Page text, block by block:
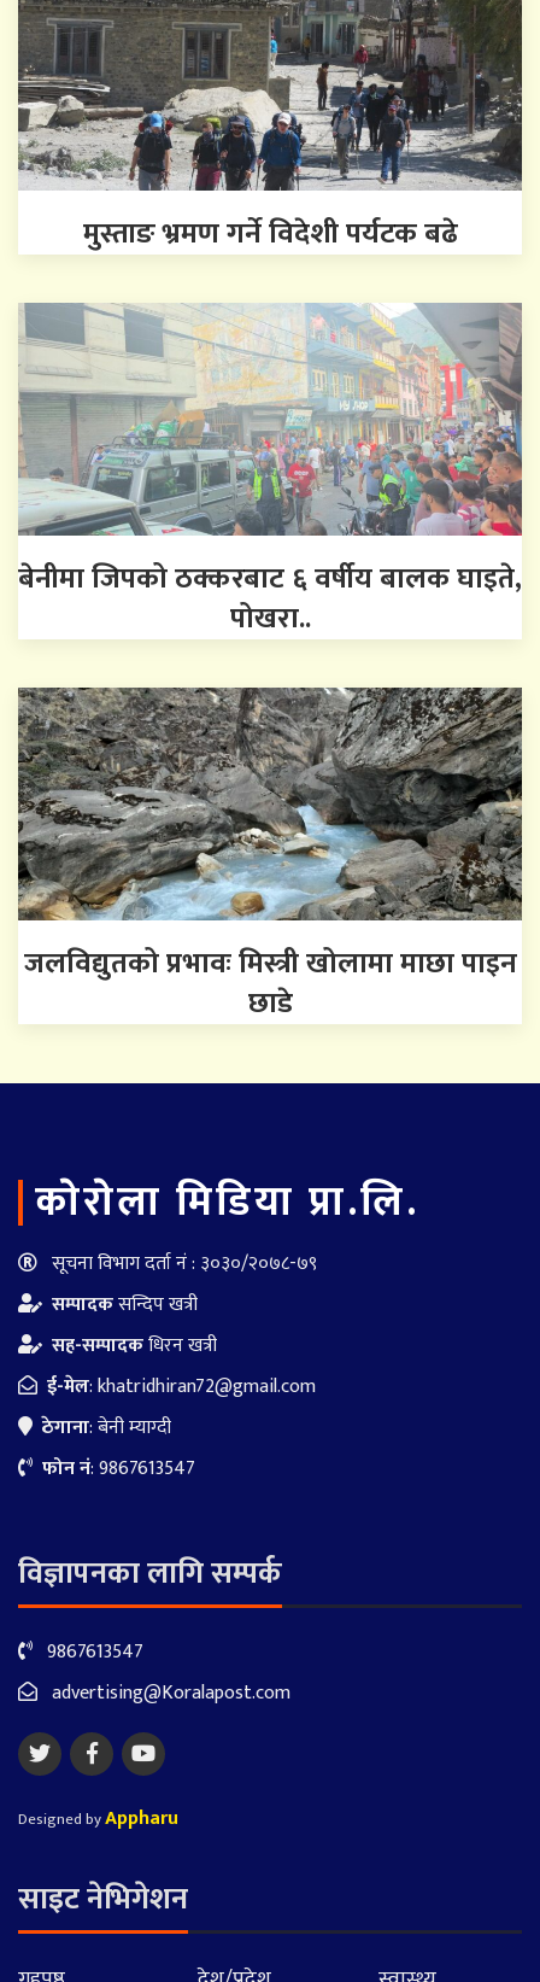
मुस्ताङ भ्रमण गर्ने विदेशी पर्यटक बढे
बेनीमा जिपको ठक्करबाट ६ वर्षीय बालक घाइते,
पोखरा..
जलविद्युतको प्रभावः मिस्त्री खोलामा माछा पाइन
छाडे
काेराेला मिडिया प्रा.लि.
सूचना विभाग दर्ता नं : ३०३०/२०७८-७९
सम्पादकसन्दिप खत्री
सह-सम्पादकधिरन खत्री
ई-मेल:khatridhiran72@gmail.com
ठेगाना: बेनी म्याग्दी
फोन नं: 9867613547
विज्ञापनका लागि सम्पर्क
9867613547
advertising@Koralapost.com
Designed byAppharu
साइट नेभिगेशन